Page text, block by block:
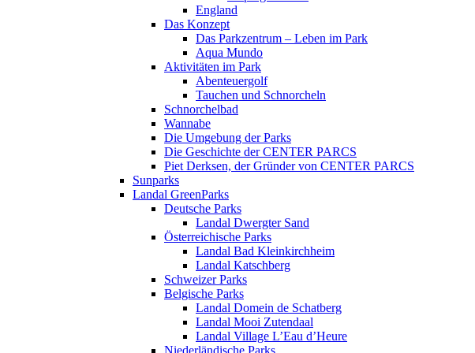
England
Das Konzept
Das Parkzentrum – Leben im Park
Aqua Mundo
Aktivitäten im Park
Abenteuergolf
Tauchen und Schnorcheln
Schnorchelbad
Wannabe
Die Umgebung der Parks
Die Geschichte der CENTER PARCS
Piet Derksen, der Gründer von CENTER PARCS
Sunparks
Landal GreenParks
Deutsche Parks
Landal Dwergter Sand
Österreichische Parks
Landal Bad Kleinkirchheim
Landal Katschberg
Schweizer Parks
Belgische Parks
Landal Domein de Schatberg
Landal Mooi Zutendaal
Landal Village L’Eau d’Heure
Niederländische Parks